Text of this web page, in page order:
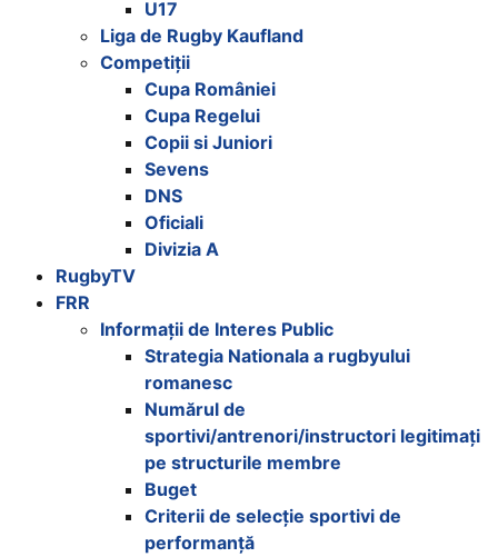
U17
Liga de Rugby Kaufland
Competiții
Cupa României
Cupa Regelui
Copii si Juniori
Sevens
DNS
Oficiali
Divizia A
RugbyTV
FRR
Informații de Interes Public
Strategia Nationala a rugbyului
romanesc
Numărul de
sportivi/antrenori/instructori legitimați
pe structurile membre
Buget
Criterii de selecție sportivi de
performanță